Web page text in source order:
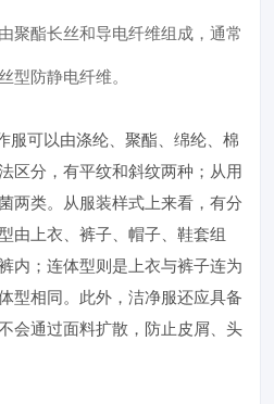
聚酯长丝和导电纤维组成，通常
型防静电纤维。
服可以由涤纶、聚酯、绵纶、棉
区分，有平纹和斜纹两种；从用
两类。从服装样式上来看，有分
由上衣、裤子、帽子、鞋套组
内；连体型则是上衣与裤子连为
型相同。此外，洁净服还应具备
会通过面料扩散，防止皮屑、头